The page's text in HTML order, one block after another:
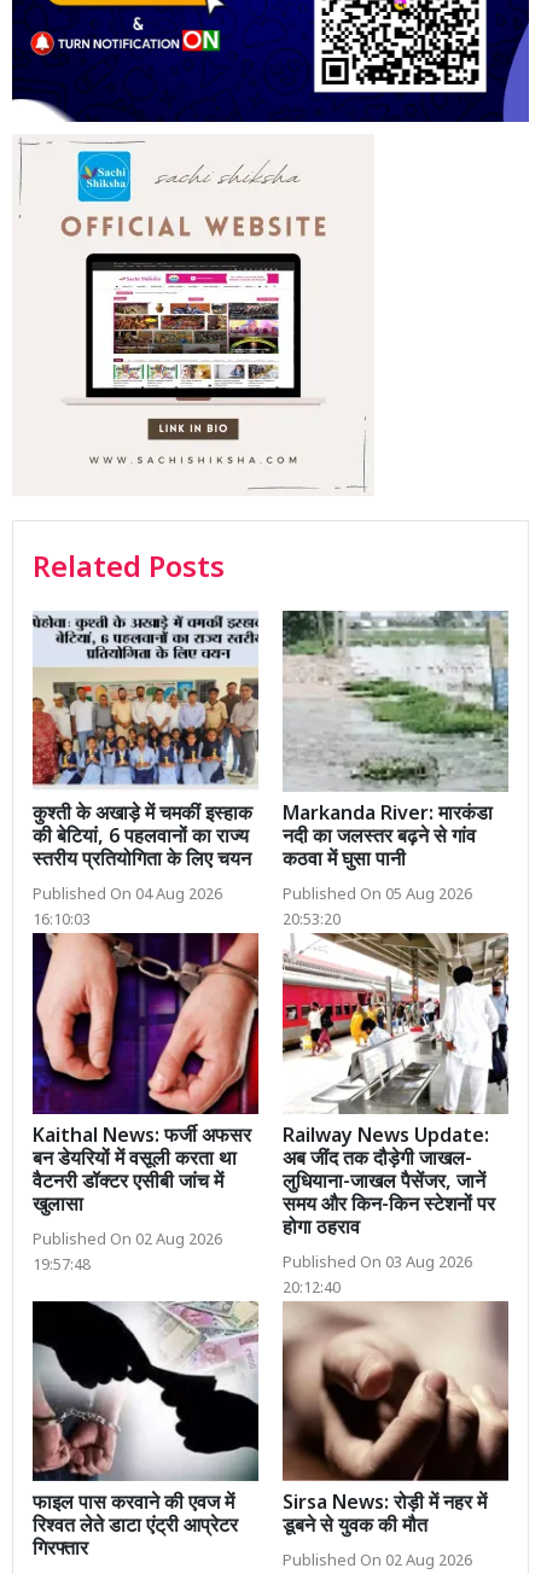
Related Posts
कुश्ती के अखाड़े में चमकीं इस्हाक
की बेटियां, 6 पहलवानों का राज्य
स्तरीय प्रतियोगिता के लिए चयन
Published On 04 Aug 2026
16:10:03
Markanda River: मारकंडा
नदी का जलस्तर बढ़ने से गांव
कठवा में घुसा पानी
Published On 05 Aug 2026
20:53:20
Kaithal News: फर्जी अफसर
बन डेयरियों में वसूली करता था
वैटनरी डॉक्टर एसीबी जांच में
खुलासा
Published On 02 Aug 2026
19:57:48
Railway News Update:
अब जींद तक दौड़ेगी जाखल-
लुधियाना-जाखल पैसेंजर, जानें
समय और किन-किन स्टेशनों पर
होगा ठहराव
Published On 03 Aug 2026
20:12:40
फाइल पास करवाने की एवज में
रिश्वत लेते डाटा एंट्री आप्रेटर
गिरफ्तार
Sirsa News: रोड़ी में नहर में
डूबने से युवक की मौत
Published On 02 Aug 2026